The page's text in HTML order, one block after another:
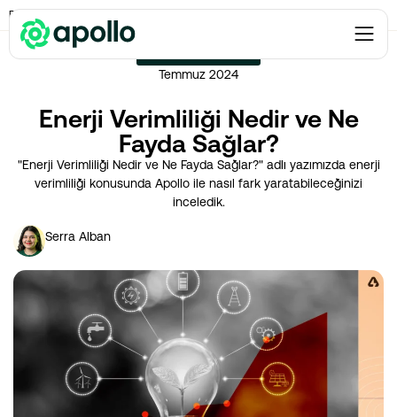
Enerji Verimliliği
Temmuz 2024
Enerji Verimliliği Nedir ve Ne
Fayda Sağlar?
"Enerji Verimliliği Nedir ve Ne Fayda Sağlar?" adlı yazımızda enerji
verimliliği konusunda Apollo ile nasıl fark yaratabileceğinizi
inceledik.
Serra Alban